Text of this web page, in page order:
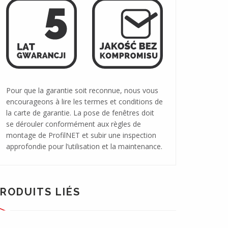
Pour que la garantie soit reconnue, nous vous
encourageons à lire les termes et conditions de
la carte de garantie. La pose de fenêtres doit
se dérouler conformément aux règles de
montage de ProfilNET et subir une inspection
approfondie pour l’utilisation et la maintenance.
LIÉS